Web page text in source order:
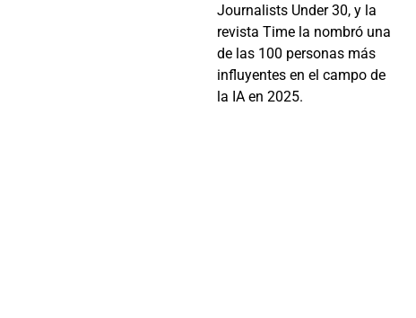
Journalists Under 30, y la
revista Time la nombró una
de las 100 personas más
influyentes en el campo de
la IA en 2025.